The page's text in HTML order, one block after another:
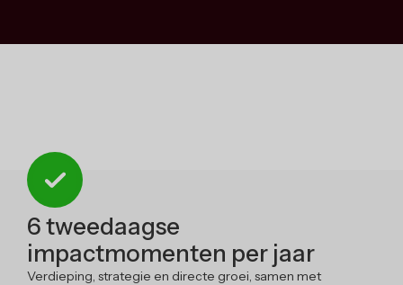
6 tweedaagse
impactmomenten per jaar
Verdieping, strategie en directe groei, samen met